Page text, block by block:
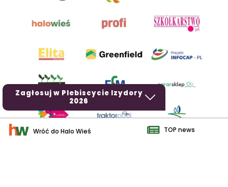
Zagłosuj w Plebiscycie Izydory
2026
Wróć do Halo Wieś TOP news